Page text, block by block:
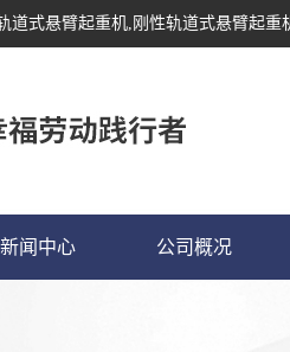
道式悬臂起重机,刚性轨道式悬臂起重
新闻中心 公司概况